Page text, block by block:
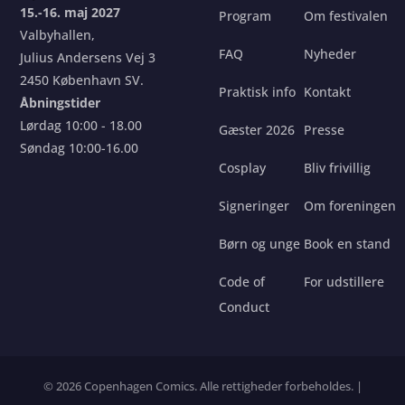
15.-16. maj 2027
Valbyhallen,
Julius Andersens Vej 3
2450 København SV.
Åbningstider
Lørdag 10:00 - 18.00
Søndag 10:00-16.00
Program
FAQ
Praktisk info
Gæster 2026
Cosplay
Signeringer
Børn og unge
Code of
Conduct
Om festivalen
Nyheder
Kontakt
Presse
Bliv frivillig
Om foreningen
Book en stand
For udstillere
© 2026 Copenhagen Comics. Alle rettigheder forbeholdes. |